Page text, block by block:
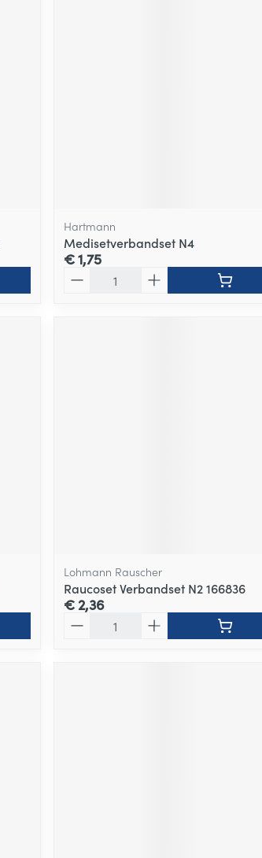
Hartmann
Medisetverbandset N4
€ 1,75
Lohmann Rauscher
Raucoset Verbandset N2 166836
€ 2,36